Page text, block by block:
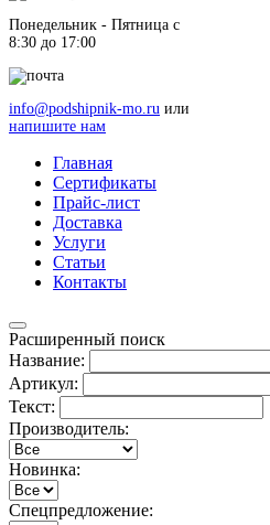
Понедельник - Пятница c
8:30 до 17:00
info@podshipnik-mo.ru или
напишите нам
Главная
Сертификаты
Прайс-лист
Доставка
Услуги
Статьи
Контакты
Расширенный поиск
Название:
Артикул:
Текст:
Производитель:
Новинка:
Спецпредложение: